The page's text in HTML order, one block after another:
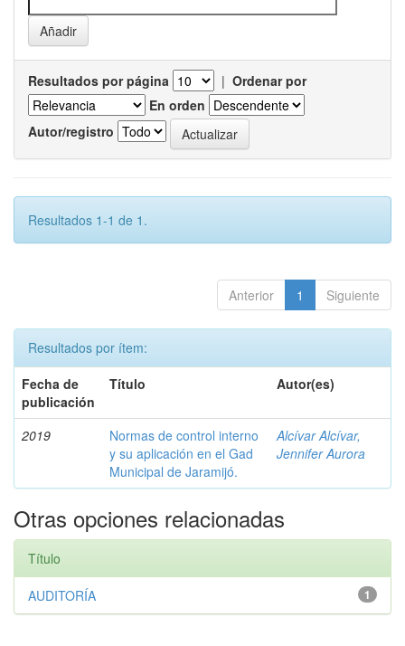
Resultados por página | Ordenar por
En orden
Autor/registro
Resultados 1-1 de 1.
Anterior 1 Siguiente
Resultados por ítem:
Fecha de
publicación
Título Autor(es)
2019
Normas de control interno
y su aplicación en el Gad
Municipal de Jaramijó.
Alcívar Alcívar,
Jennifer Aurora
Otras opciones relacionadas
Título
1
AUDITORÍA